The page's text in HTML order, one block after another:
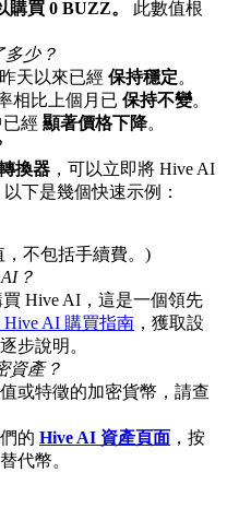
購買 0 BUZZ。
此數值根
多少？
天以來已經 保持穩定。
相比上個月已 保持不變。
經 顯著價格下降。
換器 ，可以立即將 Hive AI
以下是幾個快速示例：
不包括手續費。)
？
買 Hive AI，這是一個領先
AI 購買指南 ，獲取設
步說明。
資產？
或特徵的加密貨幣，請查
的 Hive AI 資產頁面 ，按
代幣。